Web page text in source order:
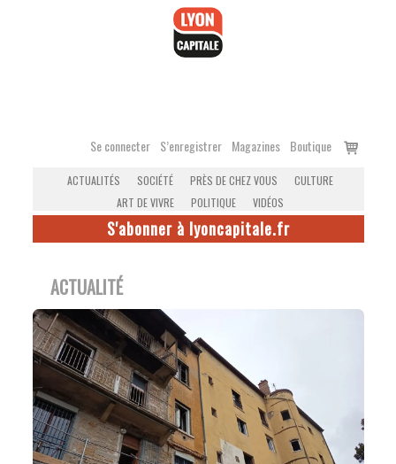
Se connecter S’enregistrer Magazines Boutique
Voir
ACTUALITÉS SOCIÉTÉ PRÈS DE CHEZ VOUS
CULTURE
ART DE VIVRE
POLITIQUE VIDÉOS
S'abonner à lyoncapitale.fr
ACTUALITÉ